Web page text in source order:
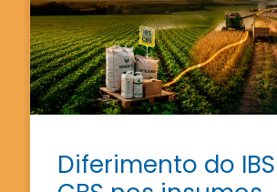
Diferimento do